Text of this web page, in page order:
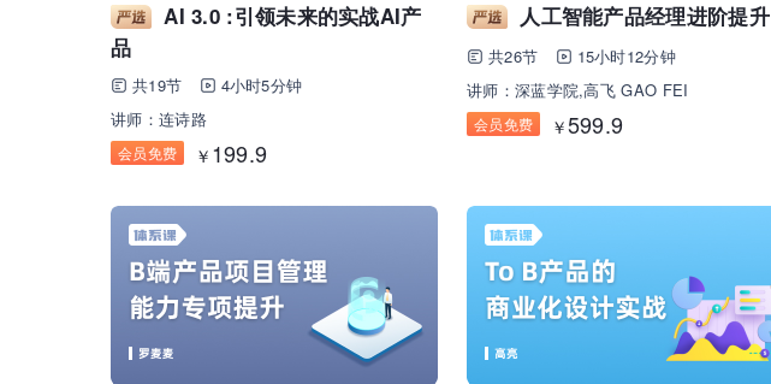
AI 3.0 :引领未来的实战AI产
品
共19节
4小时5分钟
讲师：连诗路
会员免费 ￥ 199.9
人工智能产品经理进阶提升
共26节
15小时12分钟
讲师：深蓝学院,高飞 GAO FEI
会员免费 ￥599.9